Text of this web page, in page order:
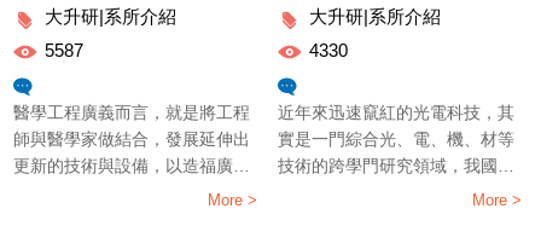
大升研|系所介紹
5587
醫學工程廣義而言，就是將工程
師與醫學家做結合，發展延伸出
更新的技術與設備，以造福廣大
的人群；醫工所領域便是整合工
More >
大升研|系所介紹
4330
近年來迅速竄紅的光電科技，其
實是一門綜合光、電、機、材等
技術的跨學門研究領域，我國光
電產業自從1996年首度突破千億
More >